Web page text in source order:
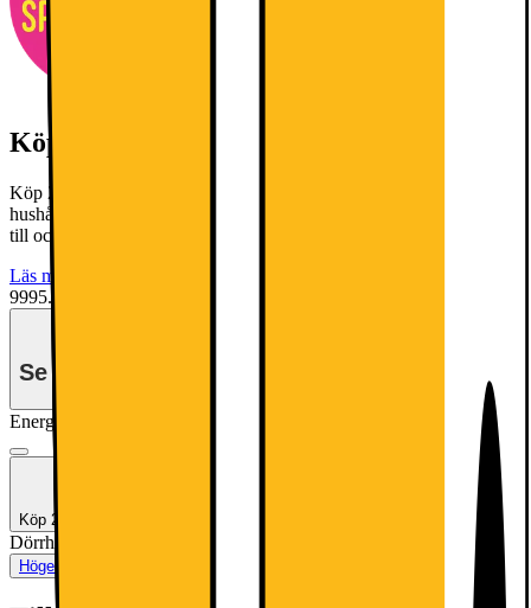
Köp 2 eller fler- få 20% rabatt!
Köp 2 eller fler- få 20% rabatt! Gäller utvalda vitvaror och
hushållsprodukter från AEG, Bosch, Electrolux och Siemens fram
till och med 9 augusti 2026.
Läs mer
9995.-
Se månadspris vid delbetalning.
Energiklass
Köp 2 eller fler- få 20% rabatt!
Dörrhängning
Höger omhängbar